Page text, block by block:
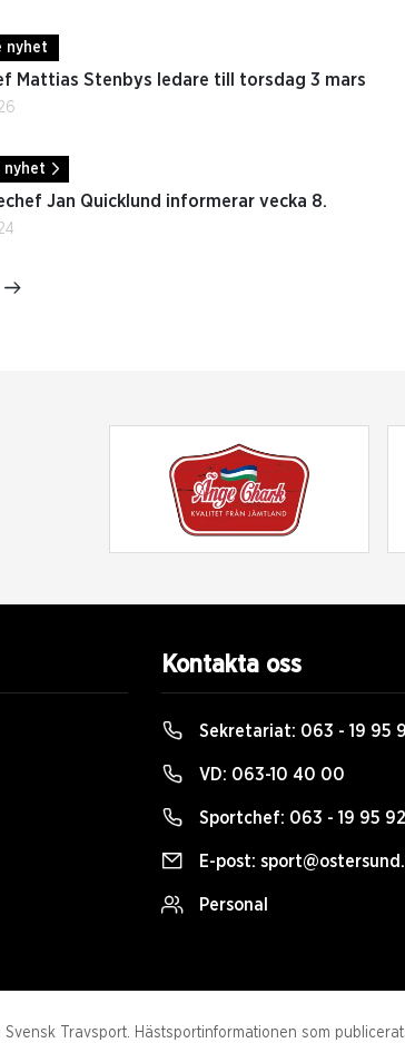
nyhet
Mattias Stenbys ledare till torsdag 3 mars
nyhet
Jan Quicklund informerar vecka 8.
Kontakta oss
Sekretariat: 063 - 19 95
VD: 063-10 40 00
Sportchef: 063 - 19 95 92
E-post:
Personal
Travsport. Hästsportinformationen som